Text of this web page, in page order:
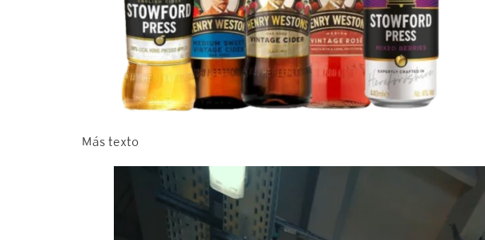
Más texto